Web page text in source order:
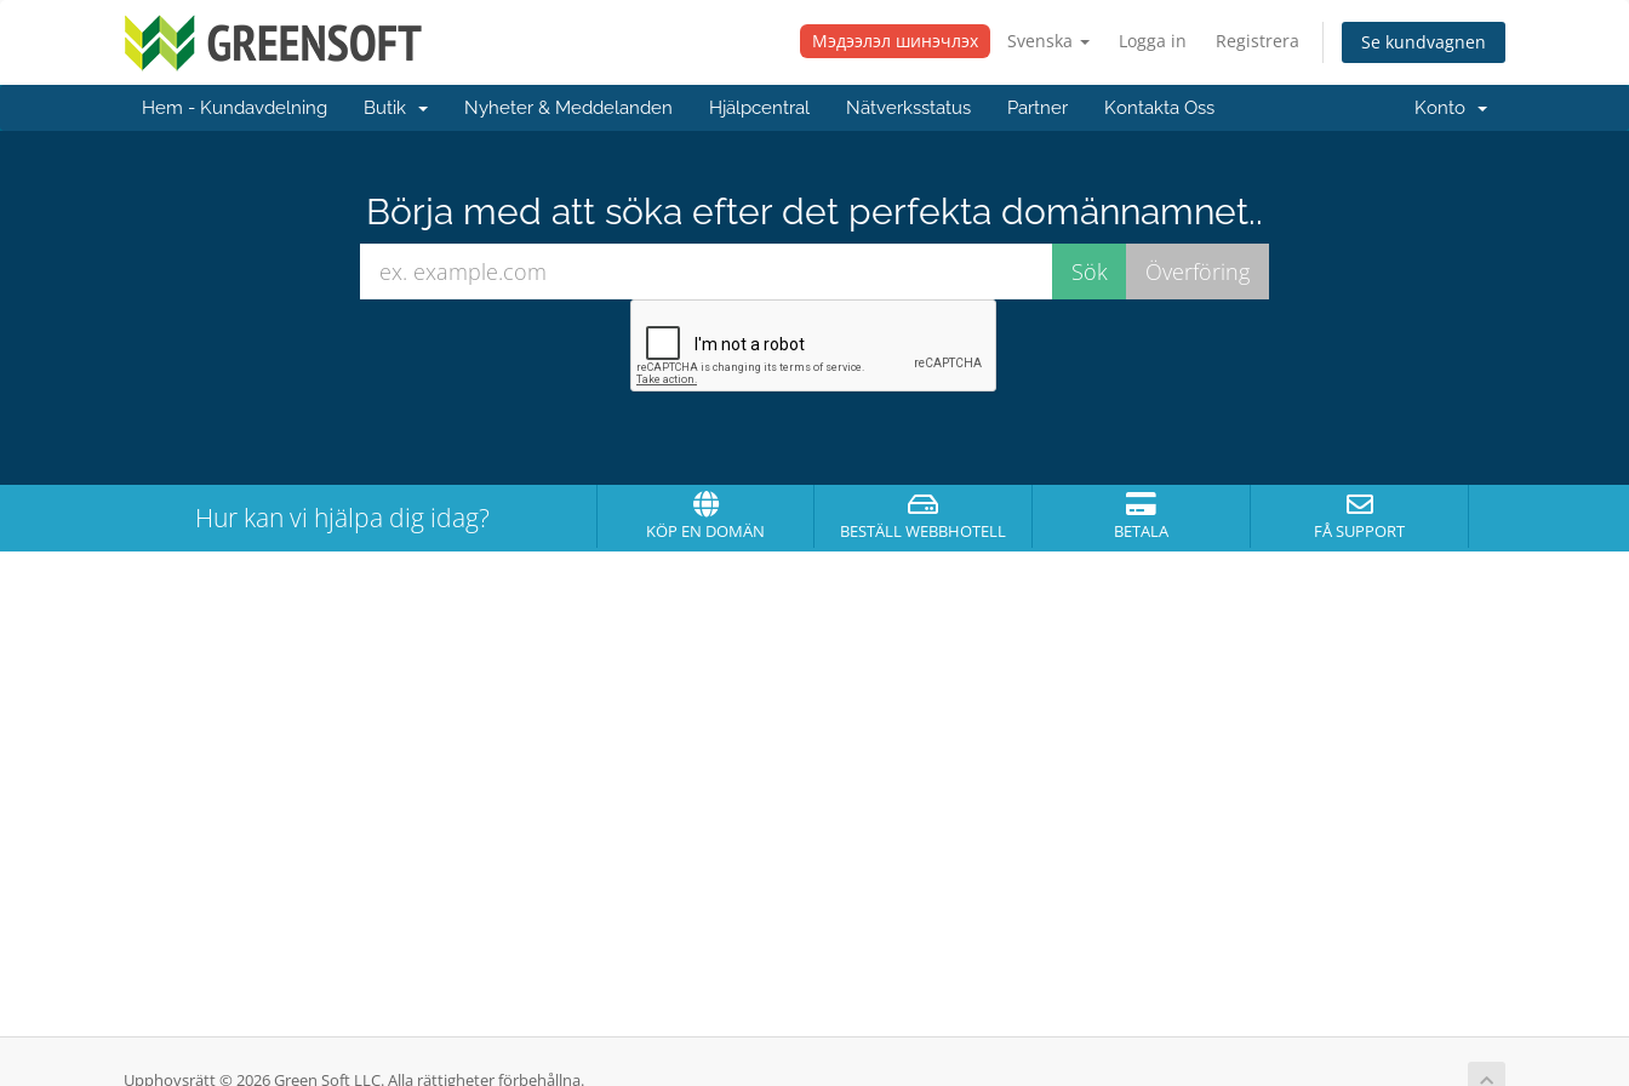
Мэдээлэл шинэчлэх Svenska Logga in Registrera Se kundvagnen
Hem - Kundavdelning Butik Nyheter & Meddelanden Hjälpcentral Nätverksstatus Partner Kontakta Oss Konto
Börja med att söka efter det perfekta domännamnet..
Hur kan vi hjälpa dig idag? KÖP EN DOMÄN BESTÄLL WEBBHOTELL BETALA FÅ SUPPORT
Upphovsrätt © 2026 Green Soft LLC. Alla rättigheter förbehållna.